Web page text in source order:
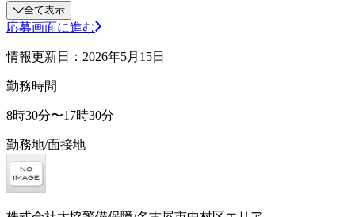
全て表示
応募画面に進む
情報更新日：2026年5月15日
勤務時間
8時30分〜17時30分
勤務地/面接地